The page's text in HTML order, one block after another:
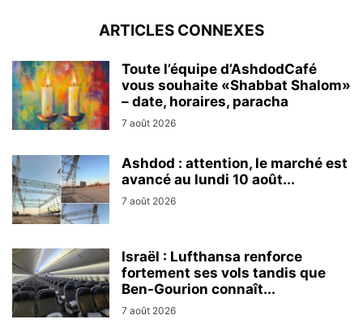
ARTICLES CONNEXES
Toute l’équipe d’AshdodCafé
vous souhaite «Shabbat Shalom»
– date, horaires, paracha
7 août 2026
Ashdod : attention, le marché est
avancé au lundi 10 août...
7 août 2026
Israël : Lufthansa renforce
fortement ses vols tandis que
Ben-Gourion connaît...
7 août 2026